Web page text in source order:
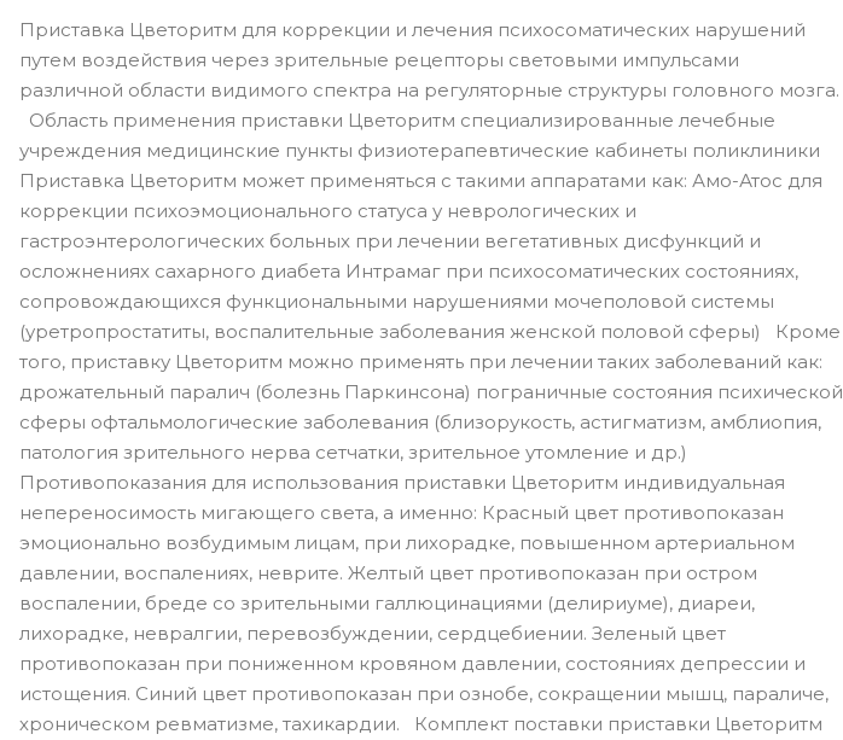
Приставка Цветоритм для коррекции и лечения психосоматических нарушений
путем воздействия через зрительные рецепторы световыми импульсами
различной области видимого спектра на регуляторные структуры головного мозга.
Область применения приставки Цветоритм специализированные лечебные
учреждения медицинские пункты физиотерапевтические кабинеты поликлиники
Приставка Цветоритм может применяться с такими аппаратами как: Амо-Атос для
коррекции психоэмоционального статуса у неврологических и
гастроэнтерологических больных при лечении вегетативных дисфункций и
осложнениях сахарного диабета Интрамаг при психосоматических состояниях,
сопровождающихся функциональными нарушениями мочеполовой системы
(уретропростатиты, воспалительные заболевания женской половой сферы) Кроме
того, приставку Цветоритм можно применять при лечении таких заболеваний как:
дрожательный паралич (болезнь Паркинсона) пограничные состояния психической
сферы офтальмологические заболевания (близорукость, астигматизм, амблиопия,
патология зрительного нерва сетчатки, зрительное утомление и др.)
Противопоказания для использования приставки Цветоритм индивидуальная
непереносимость мигающего света, а именно: Красный цвет противопоказан
эмоционально возбудимым лицам, при лихорадке, повышенном артериальном
давлении, воспалениях, неврите. Желтый цвет противопоказан при остром
воспалении, бреде со зрительными галлюцинациями (делириуме), диареи,
лихорадке, невралгии, перевозбуждении, сердцебиении. Зеленый цвет
противопоказан при пониженном кровяном давлении, состояниях депрессии и
истощения. Синий цвет противопоказан при ознобе, сокращении мышц, параличе,
хроническом ревматизме, тахикардии. Комплект поставки приставки Цветоритм